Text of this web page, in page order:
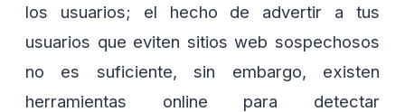
los usuarios; el hecho de advertir a tus
usuarios que eviten sitios web sospechosos
no es suficiente, sin embargo, existen
herramientas online para detectar